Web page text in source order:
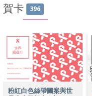
賀卡 396
粉紅白色絲帶圖案與世